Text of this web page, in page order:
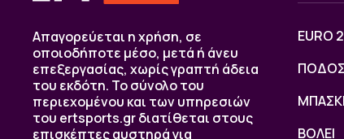
Απαγορεύεται η χρήση, σε
οποιοδήποτε μέσο, μετά ή άνευ
επεξεργασίας, χωρίς γραπτή άδεια
του εκδότη. Το σύνολο του
περιεχομένου και των υπηρεσιών
του ertsports.gr διατίθεται στους
επισκέπτες αυστηρά για
EURO
ΒOΛΕΙ